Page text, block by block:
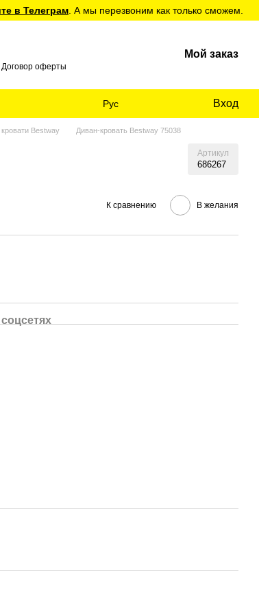
в Телеграм . А мы перезвоним как только сможем.
Договор оферты
Мой заказ
Рус Вход
Bestway Диван-кровать Bestway 75038
Артикул
686267
К сравнению В желания